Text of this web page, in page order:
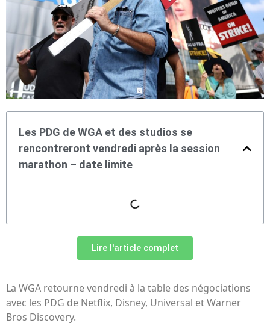
Les PDG de WGA et des studios se
rencontreront vendredi après la session
marathon – date limite
Lire l'article complet
La WGA retourne vendredi à la table des négociations
avec les PDG de Netflix, Disney, Universal et Warner
Bros Discovery.